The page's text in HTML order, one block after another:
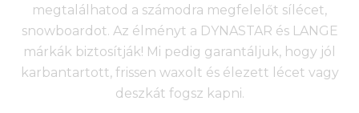
megtalálhatod a számodra megfelelőt sílécet,
snowboardot. Az élményt a DYNASTAR és LANGE
márkák biztosítják! Mi pedig garantáljuk, hogy jól
karbantartott, frissen waxolt és élezett lécet vagy
deszkát fogsz kapni.